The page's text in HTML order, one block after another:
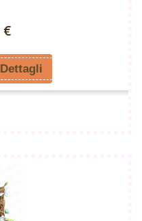
€
Dettagli